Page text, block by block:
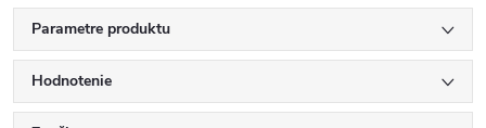
Parametre produktu
Hodnotenie